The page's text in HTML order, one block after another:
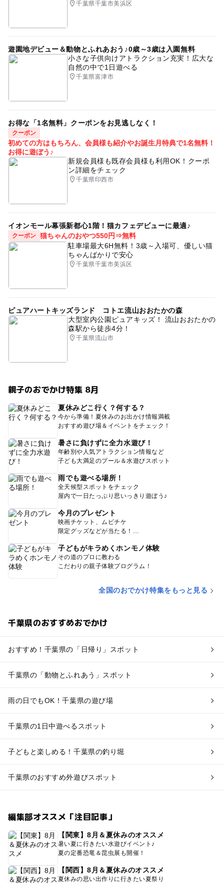
千葉県千葉市美浜区
遊園地デビュー＆動物とふれあおう♪0歳～3歳は入園無料
小さな子供向けアトラクション充実！広大な
自然の中で1日遊べる
千葉県富津市
お得な「1名無料」クーポンをお見逃しなく！
クーポン
初めての方はもちろん、会員様も紹介やお誕生月特典で1名無料！
お得に遊ぼう♪
新規会員様も既存会員様も利用OK！クーポ
ン詳細をチェック
千葉県印西市
イオンモール幕張新都心1階！猫カフェデビューに最適♪
クーポン 猫ちゃんのおやつ550円⇒無料
駐車場最大6H無料！3歳～入場可、優しい猫
ちゃんばかりで安心
千葉県千葉市美浜区
ピュアハートキッズランド コトエ流山おおたかの森
大型室内公園ピュアキッズ！ 流山おおたかの
森駅から徒歩4分！
千葉県流山市
親子のおでかけ特集 8月
夏休みどこ行く？何する？
今から準備！夏休みのお出かけ情報満載
おすすめ遊び場＆イベントをチェック！
暑さに負けずに全力水遊び！
年齢別や人気アトラクション情報など
子ども大満足のプール＆水遊びスポット
雨でも遊べる場所！
全天候型スポットをチェック
屋内で一日たっぷり思いっきり遊ぼう♪
今月のプレゼント
映画チケット、ムビチケ
限定グッズなどが当たる！
子どもがキラめくホンモノ体験
その道のプロに教わる
こだわりの親子体験プログラム！
全国のおでかけ特集をもっと見る
千葉県のおすすめおでかけ
おすすめ！千葉県の「日帰り」スポット
千葉県の「動物とふれあう」スポット
雨の日でもOK！千葉県の遊び場
千葉県の1日中遊べるスポット
子どもと楽しめる！千葉県の釣り堀
千葉県のおすすめ外遊びスポット
編集部オススメ「注目記事」
【関東】8月＆夏休みのオススメ
暑い夏に行きたい水遊びイベント♪
夏の定番恐竜＆昆虫展も開催！
【関西】8月＆夏休みのオススメ
夏休みの思い出作りに行きたい夏祭り